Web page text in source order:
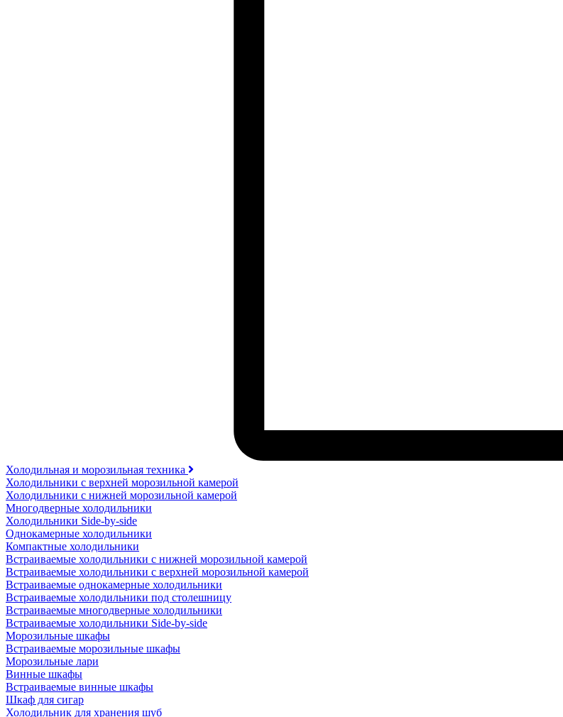
Холодильная и морозильная техника
Холодильники с верхней морозильной камерой
Холодильники с нижней морозильной камерой
Многодверные холодильники
Холодильники Side-by-side
Однокамерные холодильники
Компактные холодильники
Встраиваемые холодильники с нижней морозильной камерой
Встраиваемые холодильники с верхней морозильной камерой
Встраиваемые однокамерные холодильники
Встраиваемые холодильники под столешницу
Встраиваемые многодверные холодильники
Встраиваемые холодильники Side-by-side
Морозильные шкафы
Встраиваемые морозильные шкафы
Морозильные лари
Винные шкафы
Встраиваемые винные шкафы
Шкаф для сигар
Холодильник для хранения шуб